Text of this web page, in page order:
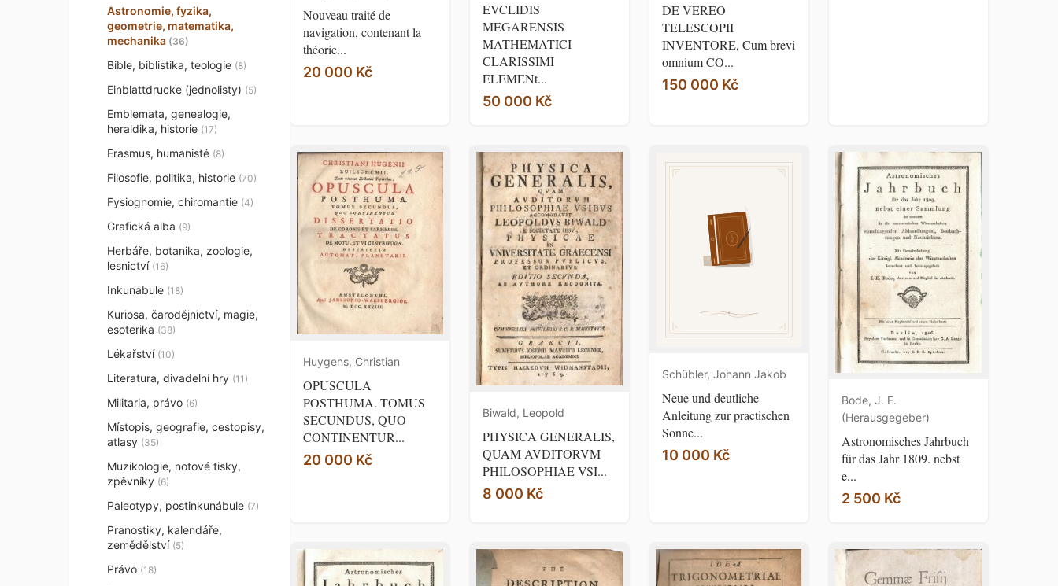
Astronomie, fyzika,
geometrie, matematika,
mechanika (36)
Bible, biblistika, teologie (8)
Einblattdrucke (jednolisty) (5)
Emblemata, genealogie,
heraldika, historie (17)
Erasmus, humanisté (8)
Filosofie, politika, historie (70)
Fysiognomie, chiromantie (4)
Grafická alba (9)
Herbáře, botanika, zoologie,
lesnictví (16)
Inkunábule (18)
Kuriosa, čarodějnictví, magie,
esoterika (38)
Lékařství (10)
Literatura, divadelní hry (11)
Militaria, právo (6)
Místopis, geografie, cestopisy,
atlasy (35)
Muzikologie, notové tisky,
zpěvníky (6)
Paleotypy, postinkunábule (7)
Pranostiky, kalendáře,
zemědělství (5)
Právo (18)
Nouveau traité de
navigation, contenant la
théorie...
20 000 Kč
EVCLIDIS
MEGARENSIS
MATHEMATICI
CLARISSIMI
ELEMENt...
50 000 Kč
DE VEREO
TELESCOPII
INVENTORE, Cum brevi
omnium CO...
150 000 Kč
Huygens, Christian
OPUSCULA
POSTHUMA. TOMUS
SECUNDUS, QUO
CONTINENTUR...
20 000 Kč
Biwald, Leopold
PHYSICA GENERALIS,
QUAM AVDITORVM
PHILOSOPHIAE VSI...
8 000 Kč
Schübler, Johann Jakob
Neue und deutliche
Anleitung zur practischen
Sonne...
10 000 Kč
Bode, J. E.
(Herausgegeber)
Astronomisches Jahrbuch
für das Jahr 1809. nebst
e...
2 500 Kč